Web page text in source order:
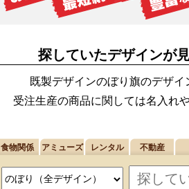
探していたデザインが
既製デザインのぼり旗のデザ
受注生産の商品に関しては名入れ
食物関係 アミューズ レンタル 不動産